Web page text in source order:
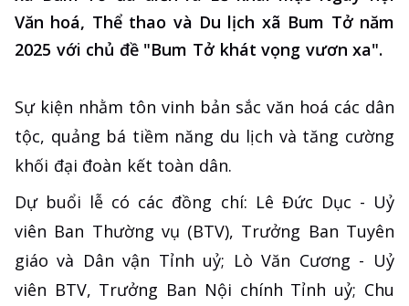
Văn hoá, Thể thao và Du lịch xã Bum Tở năm
2025 với chủ đề "Bum Tở khát vọng vươn xa".
Sự kiện nhằm tôn vinh bản sắc văn hoá các dân
tộc, quảng bá tiềm năng du lịch và tăng cường
khối đại đoàn kết toàn dân.
Dự buổi lễ có các đồng chí: Lê Đức Dục - Uỷ
viên Ban Thường vụ (BTV), Trưởng Ban Tuyên
giáo và Dân vận Tỉnh uỷ; Lò Văn Cương - Uỷ
viên BTV, Trưởng Ban Nội chính Tỉnh uỷ; Chu